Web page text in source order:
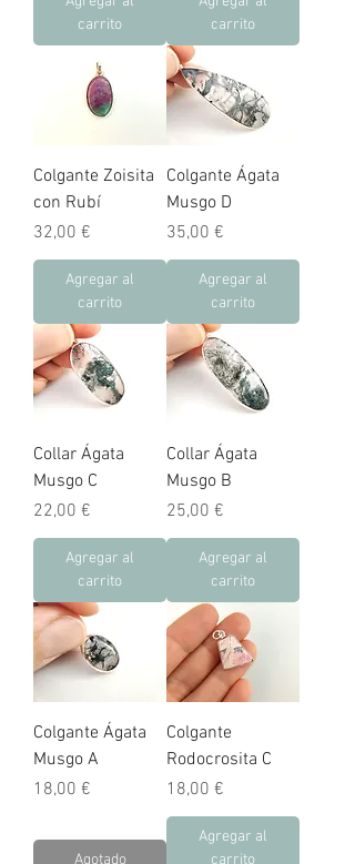
carrito
carrito
Colgante Zoisita
con Rubí
Precio
32,00 €
Agregar al
carrito
Colgante Ágata
Musgo D
Precio
35,00 €
Agregar al
carrito
Collar Ágata
Musgo C
Precio
22,00 €
Agregar al
carrito
Collar Ágata
Musgo B
Precio
25,00 €
Agregar al
carrito
Colgante Ágata
Musgo A
Precio
18,00 €
Colgante
Rodocrosita C
Precio
18,00 €
Agregar al